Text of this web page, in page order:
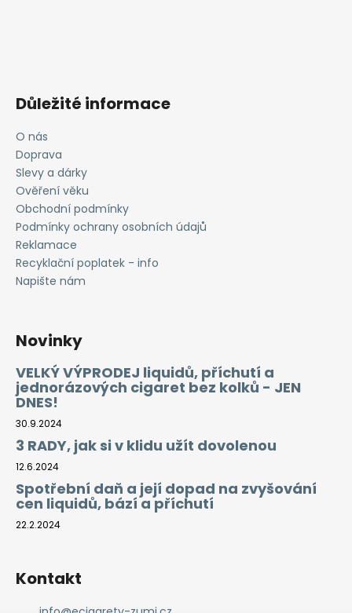
Důležité informace
O nás
Doprava
Slevy a dárky
Ověření věku
Obchodní podmínky
Podmínky ochrany osobních údajů
Reklamace
Recyklační poplatek - info
Napište nám
Novinky
VELKÝ VÝPRODEJ liquidů, příchutí a
jednorázových cigaret bez kolků - JEN
DNES!
30.9.2024
3 RADY, jak si v klidu užít dovolenou
12.6.2024
Spotřební daň a její dopad na zvyšování
cen liquidů, bází a příchutí
22.2.2024
Kontakt